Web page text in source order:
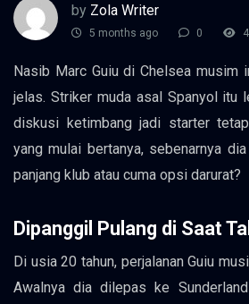
by Zola Writer
5 months ago 0
Nasib Marc Guiu di Chelsea musim
jelas. Striker muda asal Spanyol itu
diskusi ketimbang jadi starter
yang mulai bertanya, sebenarnya
panjang klub atau cuma opsi darurat?
Dipanggil Pulang di Saat
Di usia 20 tahun, perjalanan Guiu
Awalnya dia dilepas ke